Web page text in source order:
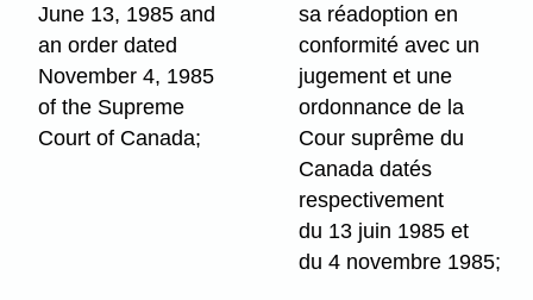
June 13, 1985 and
an order dated
November 4, 1985
of the Supreme
Court of Canada;
sa réadoption en
conformité avec un
jugement et une
ordonnance de la
Cour suprême du
Canada datés
respectivement
du 13 juin 1985 et
du 4 novembre 1985;